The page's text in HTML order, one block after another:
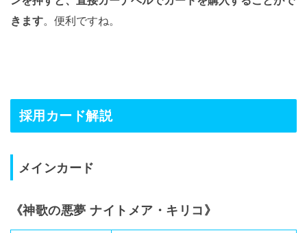
きます。便利ですね。
採用カード解説
メインカード
《神歌の悪夢 ナイトメア・キリコ》